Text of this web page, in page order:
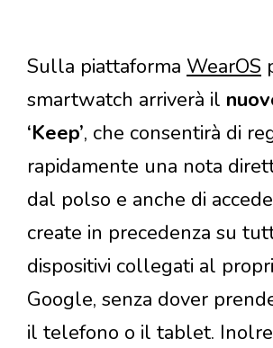
Sulla piattaforma WearOS
smartwatch arriverà il
‘Keep’, che consentirà di
rapidamente una nota
dal polso e anche di
create in precedenza su
dispositivi collegati al
Google, senza dover
il telefono o il tablet.